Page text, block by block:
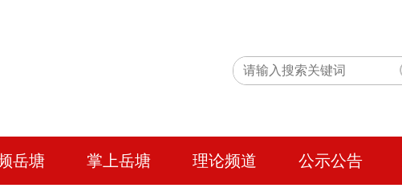
岳塘 掌上岳塘 理论频道 公示公告